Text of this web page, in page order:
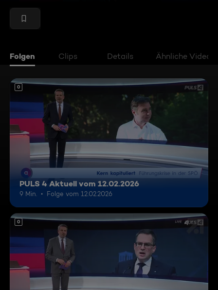
Folgen Clips Details Ähnliche Videos
0
PULS 4 Aktuell vom 12.02.2026
9 Min. Folge vom 12.02.2026
0